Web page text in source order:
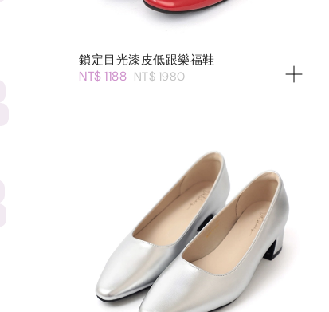
鎖定目光漆皮低跟樂福鞋
NT$ 1188 NT$ 1980